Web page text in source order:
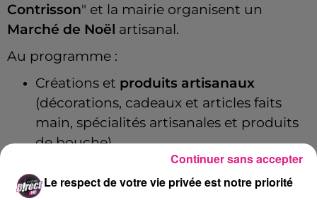
Contrisson" et la mairie organisent un
Marché de Noël artisanal.
Au programme :
Créations et produits artisanaux
(décorations, cadeaux et articles faits
main, spécialités artisanales et produits
de bouche).
et petite restauration sur place.
Rendez-vous dans la salle multi-activités,
Le respect de votre vie privée est notre priorité
Continuer sans accepter